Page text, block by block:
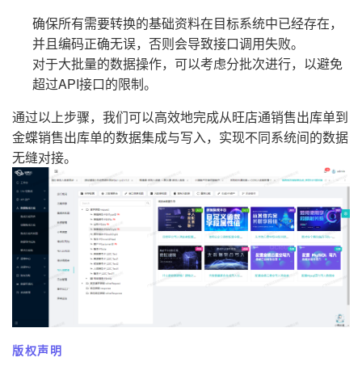
确保所有需要转换的基础资料在目标系统中已经存在，
并且编码正确无误，否则会导致接口调用失败。
对于大批量的数据操作，可以考虑分批次进行，以避免
超过API接口的限制。
通过以上步骤，我们可以高效地完成从旺店通销售出库单到
金蝶销售出库单的数据集成与写入，实现不同系统间的数据
无缝对接。
版权声明